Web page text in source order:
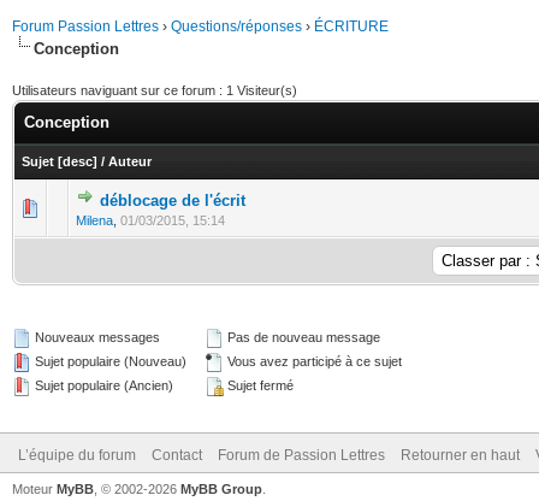
Forum Passion Lettres › Questions/réponses › ÉCRITURE
Conception
Utilisateurs naviguant sur ce forum : 1 Visiteur(s)
Conception
Sujet [desc] / Auteur
déblocage de l'écrit
Milena 01/03/2015, 15:14
Nouveaux messages
Sujet populaire (Nouveau)
Sujet populaire (Ancien)
Pas de nouveau message
Vous avez participé à ce sujet
Sujet fermé
L’équipe du forum Contact Forum de Passion Lettres Retourner en haut
Moteur MyBB , © 2002-2026 MyBB Group